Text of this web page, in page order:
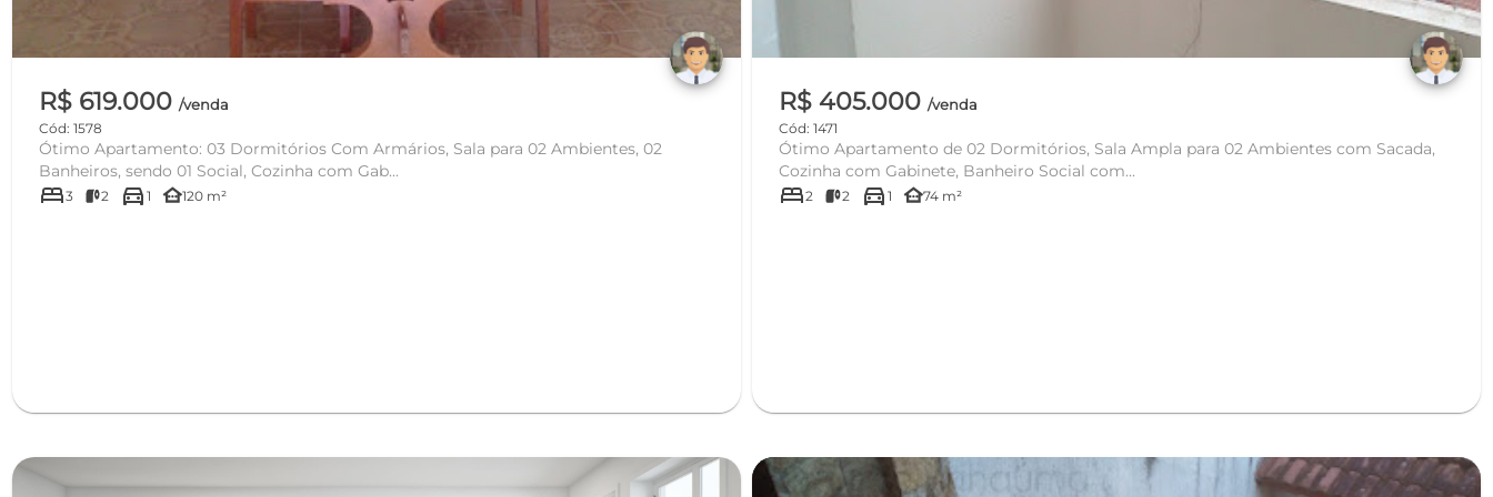
R$ 619.000 /venda
Cód: 1578
Ótimo Apartamento: 03 Dormitórios Com Armários, Sala para 02 Ambientes, 02
Banheiros, sendo 01 Social, Cozinha com Gab...
bed3 2 directions_car 1 other_houses120 m²
R$ 405.000/venda
Cód: 1471
Ótimo Apartamento de 02 Dormitórios, Sala Ampla para 02 Ambientes com Sacada,
Cozinha com Gabinete, Banheiro Social com...
bed2 2 directions_car 1 other_houses74 m²